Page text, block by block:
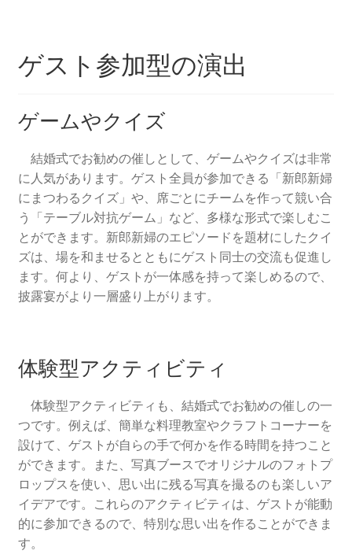
ゲスト参加型の演出
ゲームやクイズ
結婚式でお勧めの催しとして、ゲームやクイズは非常
に人気があります。ゲスト全員が参加できる「新郎新婦
にまつわるクイズ」や、席ごとにチームを作って競い合
う「テーブル対抗ゲーム」など、多様な形式で楽しむこ
とができます。新郎新婦のエピソードを題材にしたクイ
ズは、場を和ませるとともにゲスト同士の交流も促進し
ます。何より、ゲストが一体感を持って楽しめるので、
披露宴がより一層盛り上がります。
体験型アクティビティ
体験型アクティビティも、結婚式でお勧めの催しの一
つです。例えば、簡単な料理教室やクラフトコーナーを
設けて、ゲストが自らの手で何かを作る時間を持つこと
ができます。また、写真ブースでオリジナルのフォトプ
ロップスを使い、思い出に残る写真を撮るのも楽しいア
イデアです。これらのアクティビティは、ゲストが能動
的に参加できるので、特別な思い出を作ることができま
す。